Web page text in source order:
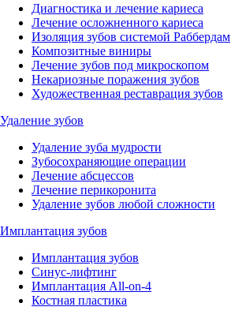
Диагностика и лечение кариеса
Лечение осложненного кариеса
Изоляция зубов системой Раббердам
Композитные виниры
Лечение зубов под микроскопом
Некариозные поражения зубов
Художественная реставрация зубов
Удаление зубов
Удаление зуба мудрости
Зубосохраняющие операции
Лечение абсцессов
Лечение перикоронита
Удаление зубов любой сложности
Имплантация зубов
Имплантация зубов
Синус-лифтинг
Имплантация All-on-4
Костная пластика